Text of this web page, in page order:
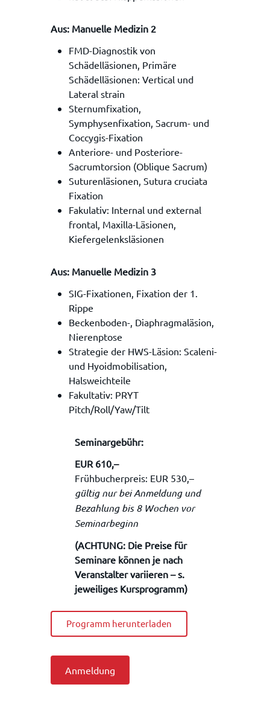
Aus: Manuelle Medizin 2
FMD-Diagnostik von
Schädelläsionen, Primäre
Schädelläsionen: Vertical und
Lateral strain
Sternumfixation,
Symphysenfixation, Sacrum- und
Coccygis-Fixation
Anteriore- und Posteriore-
Sacrumtorsion (Oblique Sacrum)
Suturenläsionen, Sutura cruciata
Fixation
Fakulativ: Internal und external
frontal, Maxilla-Läsionen,
Kiefergelenksläsionen
Aus: Manuelle Medizin 3
SIG-Fixationen, Fixation der 1.
Rippe
Beckenboden-, Diaphragmaläsion,
Nierenptose
Strategie der HWS-Läsion: Scaleni-
und Hyoidmobilisation,
Halsweichteile
Fakultativ: PRYT
Pitch/Roll/Yaw/Tilt
Seminargebühr:
EUR 610,–
Frühbucherpreis: EUR 530,–
gültig nur bei Anmeldung und
Bezahlung bis 8 Wochen vor
Seminarbeginn
(ACHTUNG: Die Preise für
Seminare können je nach
Veranstalter variieren – s.
jeweiliges Kursprogramm)
Programm herunterladen
Anmeldung